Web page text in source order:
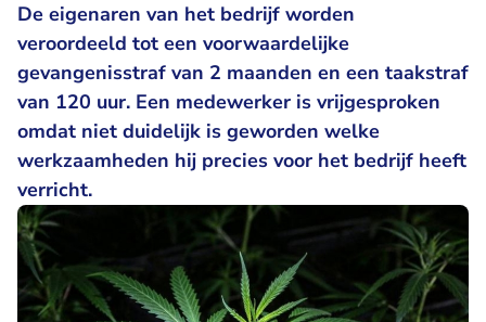
De eigenaren van het bedrijf worden
veroordeeld tot een voorwaardelijke
gevangenisstraf van 2 maanden en een taakstraf
van 120 uur. Een medewerker is vrijgesproken
omdat niet duidelijk is geworden welke
werkzaamheden hij precies voor het bedrijf heeft
verricht.